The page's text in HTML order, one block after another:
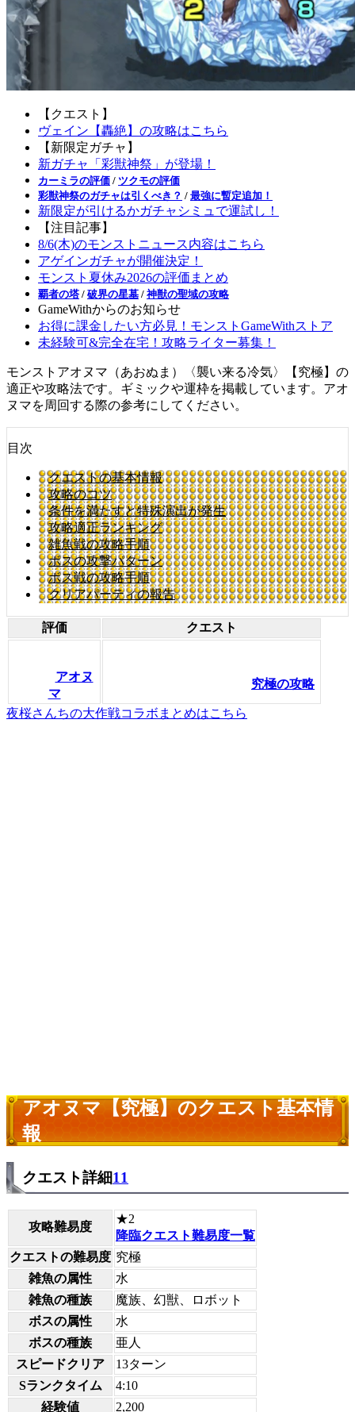
【クエスト】
ヴェイン【轟絶】の攻略はこちら
【新限定ガチャ】
新ガチャ「彩獣神祭」が登場！
カーミラの評価 / ツクモの評価
彩獣神祭のガチャは引くべき？ / 最強に暫定追加！
新限定が引けるかガチャシミュで運試し！
【注目記事】
8/6(木)のモンストニュース内容はこちら
アゲインガチャが開催決定！
モンスト夏休み2026の評価まとめ
覇者の塔 / 破界の星墓 / 神獣の聖域の攻略
GameWithからのお知らせ
お得に課金したい方必見！モンストGameWithストア
未経験可&完全在宅！攻略ライター募集！
モンストアオヌマ（あおぬま）〈襲い来る冷気〉【究極】の
適正や攻略法です。ギミックや運枠を掲載しています。アオ
ヌマを周回する際の参考にしてください。
目次
クエストの基本情報
攻略のコツ
条件を満たすと特殊演出が発生
攻略適正ランキング
雑魚戦の攻略手順
ボスの攻撃パターン
ボス戦の攻略手順
クリアパーティの報告
評価 クエスト
アオヌ
マ
究極の攻略
夜桜さんちの大作戦コラボまとめはこちら
アオヌマ【究極】のクエスト基本情
報
クエスト詳細11
攻略難易度
★2
降臨クエスト難易度一覧
クエストの難易度 究極
雑魚の属性
水
雑魚の種族
魔族、幻獣、ロボット
ボスの属性
水
ボスの種族
亜人
スピードクリア
13ターン
Sランクタイム
4:10
経験値
2,200